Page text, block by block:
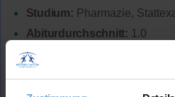
Studium: Pharmazie,
Abiturdurchschnitt: 1.0
Mathematik-Note